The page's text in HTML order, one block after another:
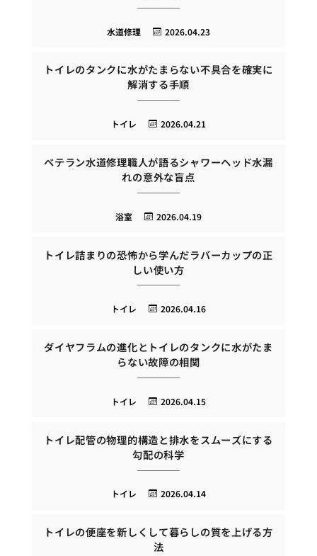
2026.04.23
水道修理
トイレのタンクに水がたまらない不具合を確実に
解消する手順
2026.04.21
トイレ
ベテラン水道修理職人が語るシャワーヘッド水漏
れの意外な盲点
2026.04.19
浴室
トイレ詰まりの恐怖から学んだラバーカップの正
しい使い方
2026.04.16
トイレ
ダイヤフラムの進化とトイレのタンクに水がたま
らない故障の相関
2026.04.15
トイレ
トイレ配管の物理的構造と排水をスムーズにする
勾配の科学
2026.04.14
トイレ
トイレの便座を新しくして暮らしの質を上げる方
法